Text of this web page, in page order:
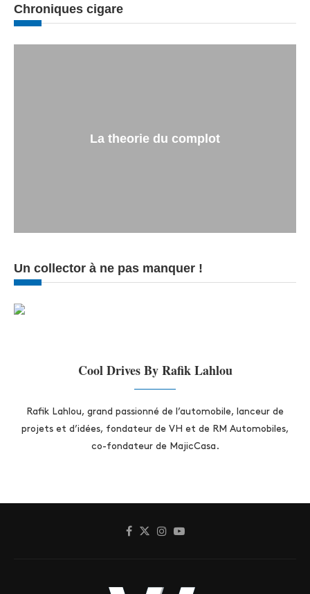
Chroniques cigare
La theorie du complot
Un collector à ne pas manquer !
Cool Drives By Rafik Lahlou
Rafik Lahlou, grand passionné de l’automobile, lanceur de
projets et d’idées, fondateur de VH et de RM Automobiles,
co-fondateur de MajicCasa.